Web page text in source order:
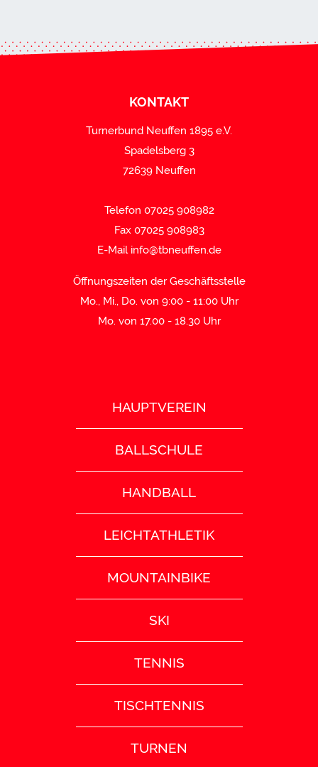
KONTAKT
Turnerbund Neuffen 1895 e.V.
Spadelsberg 3
72639 Neuffen
Telefon 07025 908982
Fax 07025 908983
E-Mail info@tbneuffen.de
Öffnungszeiten der Geschäftsstelle
Mo., Mi., Do. von 9:00 - 11:00 Uhr
Mo. von 17.00 - 18.30 Uhr
HAUPTVEREIN
BALLSCHULE
HANDBALL
LEICHTATHLETIK
MOUNTAINBIKE
SKI
TENNIS
TISCHTENNIS
TURNEN